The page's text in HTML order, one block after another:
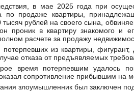
в мае 2025 года при
по продаже квартиры,
рублей на своего сына,
проник в квартиру знакомого и
расчете за продажу
из квартиры,
отказа от предъявляемых
время потерпевшим удалось
сопротивление прибывшим на
злоумышленник был заключен